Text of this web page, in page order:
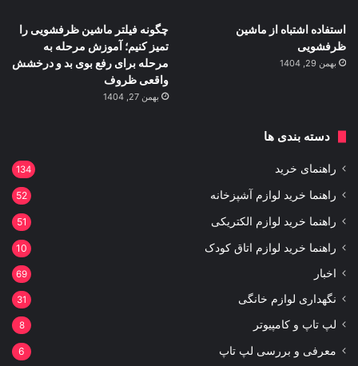
استفاده اشتباه از ماشین
ظرفشویی
بهمن 29, 1404
چگونه فیلتر ماشین ظرفشویی را
تمیز کنیم؛ آموزش مرحله به
مرحله برای رفع بوی بد و درخشش
واقعی ظروف
بهمن 27, 1404
دسته بندی ها
راهنمای خرید 134
راهنما خرید لوازم آشپزخانه 52
راهنما خرید لوازم الکتریکی 51
راهنما خرید لوازم اتاق کودک 10
اخبار 69
نگهداری لوازم خانگی 31
لپ تاپ و کامپیوتر 8
معرفی و بررسی لپ تاپ 6